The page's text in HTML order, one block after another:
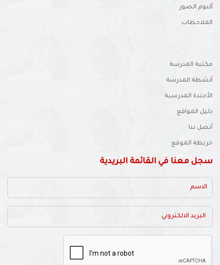
ألبوم الصور
الملاحظات
مكتبة المدرسة
أنشطة المدرسة
الأجندة المدرسية
دليل المواقع
أتصل بنا
خريطة الموقع
سجل معنا في القائمة البريدية